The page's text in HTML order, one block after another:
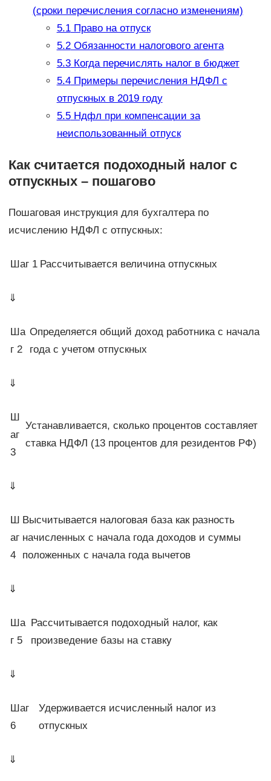
(сроки перечисления согласно изменениям)
5.1Право на отпуск
5.2Обязанности налогового агента
5.3Когда перечислять налог в бюджет
5.4Примеры перечисления НДФЛ с
отпускных в 2019 году
5.5Ндфл при компенсации за
неиспользованный отпуск
Как считается подоходный налог с
отпускных – пошагово
Пошаговая инструкция для бухгалтера по
исчислению НДФЛ с отпускных:
Шаг 1 Рассчитывается величина отпускных
⇓
Ша
г 2
Определяется общий доход работника с начала
года с учетом отпускных
⇓
Ш
аг
3
Устанавливается, сколько процентов составляет
ставка НДФЛ (13 процентов для резидентов РФ)
⇓
Ш
аг
4
Высчитывается налоговая база как разность
начисленных с начала года доходов и суммы
положенных с начала года вычетов
⇓
Ша
г 5
Рассчитывается подоходный налог, как
произведение базы на ставку
⇓
Шаг
6
Удерживается исчисленный налог из
отпускных
⇓